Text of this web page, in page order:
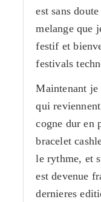
est sans
melange que
festif et
festivals
Maintenant je
qui
cogne dur en
bracelet
le rythme, et
est devenue
dernieres